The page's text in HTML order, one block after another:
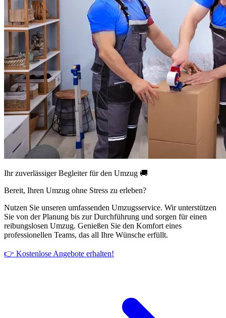
Ihr zuverlässiger Begleiter für den Umzug 🚚
Bereit, Ihren Umzug ohne Stress zu erleben?
Nutzen Sie unseren umfassenden Umzugsservice. Wir unterstützen
Sie von der Planung bis zur Durchführung und sorgen für einen
reibungslosen Umzug. Genießen Sie den Komfort eines
professionellen Teams, das all Ihre Wünsche erfüllt.
👉 Kostenlose Angebote erhalten!